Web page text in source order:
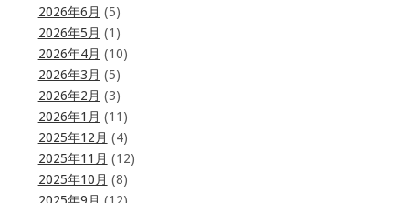
2026年6月 (5)
2026年5月 (1)
2026年4月 (10)
2026年3月 (5)
2026年2月 (3)
2026年1月 (11)
2025年12月 (4)
2025年11月 (12)
2025年10月 (8)